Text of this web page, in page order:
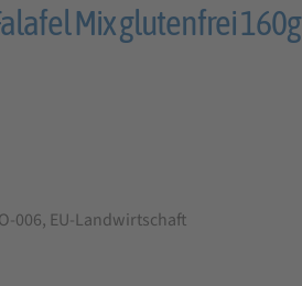
Mix glutenfrei 160g